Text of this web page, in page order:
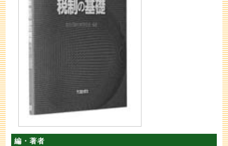
編・著者